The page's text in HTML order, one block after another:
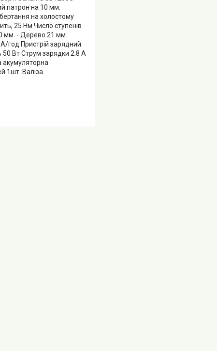
патрон на 10 мм.
на холостому
25 Нм Число ступенів
мм. - Дерево 21 мм.
год Пристрій зарядний:
50 Вт Струм зарядки 2.8 А
акумуляторна
1шт. Валіза